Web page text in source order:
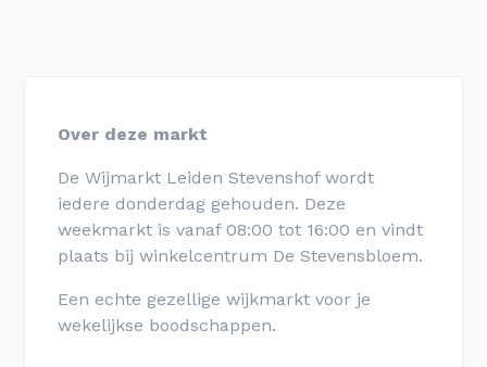
Over deze markt
De Wijmarkt Leiden Stevenshof wordt
iedere donderdag gehouden. Deze
weekmarkt is vanaf 08:00 tot 16:00 en vindt
plaats bij winkelcentrum De Stevensbloem.
Een echte gezellige wijkmarkt voor je
wekelijkse boodschappen.